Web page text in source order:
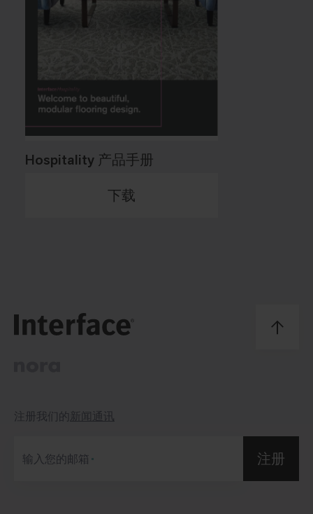
Hospitality 产品手册
下载
注册我们的新闻通讯
输入您的邮箱 注册